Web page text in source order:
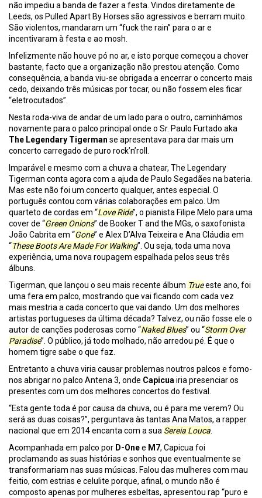
não impediu a banda de fazer a festa. Vindos diretamente de
Leeds, os Pulled Apart By Horses são agressivos e berram muito.
São violentos, mandaram um “fuck the rain” para o ar e
incentivaram à festa e ao mosh.
Infelizmente não houve pó no ar, e isto porque começou a chover
bastante, facto que a organização não prestou atenção. Como
consequência, a banda viu-se obrigada a encerrar o concerto mais
cedo, deixando três músicas por tocar, ou não fossem eles ficar
“eletrocutados”.
Nesta roda-viva de andar de um lado para o outro, caminhámos
novamente para o palco principal onde o Sr. Paulo Furtado aka
The Legendary Tigerman se apresentava para dar mais um
concerto carregado de puro rock’n’roll.
Imparável e mesmo com a chuva a chatear, The Legendary
Tigerman conta agora com a ajuda de Paulo Segadães na bateria.
Mas este não foi um concerto qualquer, antes especial. O
português contou com várias colaborações em palco. Um
quarteto de cordas em “Love Ride”, o pianista Filipe Melo para uma
cover de “Green Onions” de Booker T and the MGs, o saxofonista
João Cabrita em “Gone” e Alex D’Alva Teixeira e Ana Cláudia em
“These Boots Are Made For Walking”. Ou seja, toda uma nova
experiência, uma nova roupagem espalhada pelos seus três
álbuns.
Tigerman, que lançou o seu mais recente álbum Trueeste ano, foi
uma fera em palco, mostrando que vai ficando com cada vez
mais mestria a cada concerto que vai dando. Um dos melhores
artistas portugueses da última década? Talvez, ou não fosse ele o
autor de canções poderosas como “Naked Blues” ou “Storm Over
Paradise”. O público, já todo molhado, não arredou pé. É que o
homem tigre sabe o que faz.
Entretanto a chuva viria causar problemas noutros palcos e fomo-
nos abrigar no palco Antena 3, onde Capicuairia presenciar os
presentes com um dos melhores concertos do festival.
“Esta gente toda é por causa da chuva, ou é para me verem? Ou
será as duas coisas?”, perguntava às tantas Ana Matos, a rapper
nacional que em 2014 encanta com a sua Sereia Louca.
Acompanhada em palco por D-Onee M7, Capicua foi
proclamando as suas histórias e sonhos que eventualmente se
transformariam nas suas músicas. Falou das mulheres com mau
feitio, com estrias e celulite porque, afinal, o mundo não é
composto apenas por mulheres esbeltas, apresentou rap “puro e